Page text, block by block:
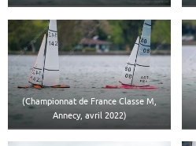
(Championnat de France Classe M,
Annecy, avril 2022)